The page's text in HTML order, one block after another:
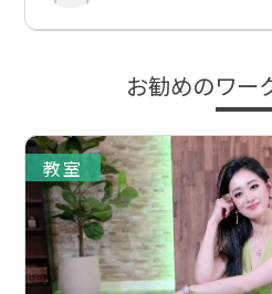
お勧めのワー
教室